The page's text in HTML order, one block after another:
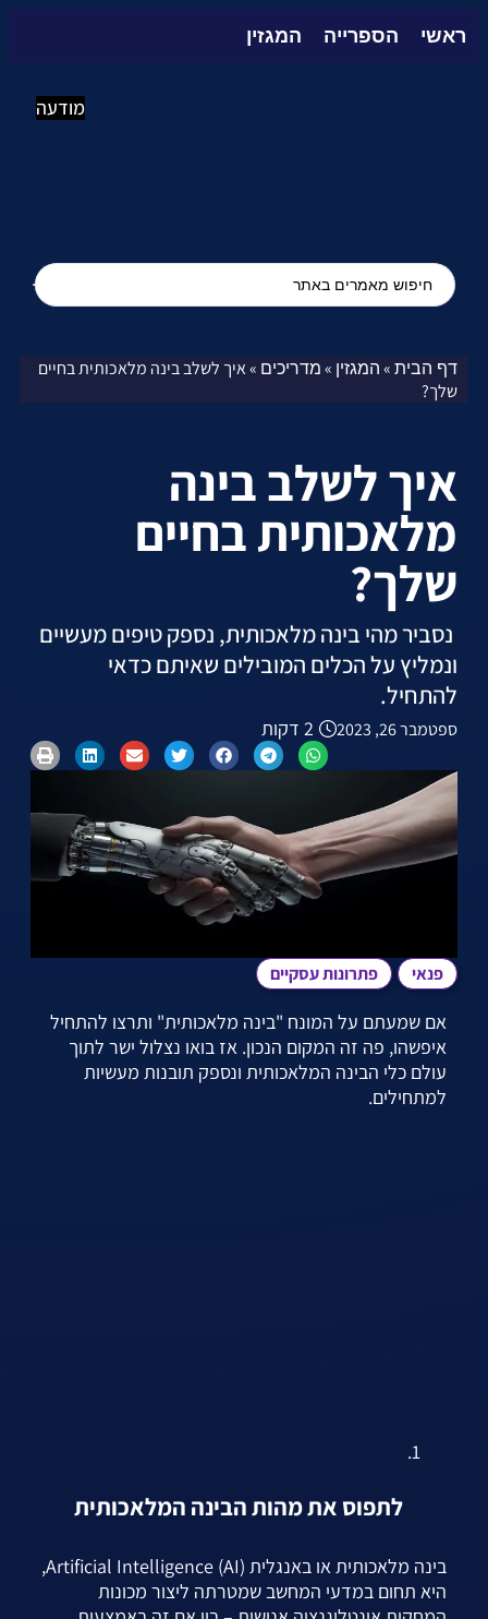
ראשי הספרייה המגזין
מודעה
דף הבית»המגזין »מדריכים »איך לשלב בינה מלאכותית בחיים
שלך?
איך לשלב בינה
מלאכותית בחיים
שלך?
נסביר מהי בינה מלאכותית, נספק טיפים מעשיים
ונמליץ על הכלים המובילים שאיתם כדאי
להתחיל.
ספטמבר 26, 2023 2 דקות
פנאי פתרונות עסקיים
אם שמעתם על המונח "בינה מלאכותית" ותרצו להתחיל
איפשהו, פה זה המקום הנכון. אז בואו נצלול ישר לתוך
עולם כלי הבינה המלאכותית ונספק תובנות מעשיות
למתחילים.
לתפוס את מהות הבינה המלאכותית
בינה מלאכותית או באנגלית (AI) Artificial Intelligence,
היא תחום במדעי המחשב שמטרתה ליצור מכונות